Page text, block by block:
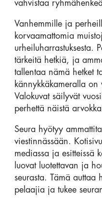
vahvistaa
Vanhemmille ja
korvaamattomia
urheiluharrastuksesta.
tärkeitä hetkiä, ja
tallentaa nämä hetket
kännykkäkameralla on
Valokuvat säilyvät
perhettä näistä
Seura hyötyy
viestinnässään.
mediassa ja esitteissä
luovat luotettavan ja
seurasta. Tämä auttaa
pelaajia ja tukee